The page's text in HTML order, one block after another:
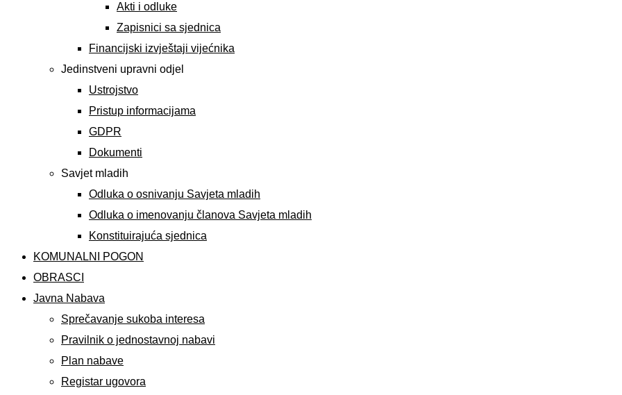
Akti i odluke
Zapisnici sa sjednica
Financijski izvještaji vijećnika
Jedinstveni upravni odjel
Ustrojstvo
Pristup informacijama
GDPR
Dokumenti
Savjet mladih
Odluka o osnivanju Savjeta mladih
Odluka o imenovanju članova Savjeta mladih
Konstituirajuća sjednica
KOMUNALNI POGON
OBRASCI
Javna Nabava
Sprečavanje sukoba interesa
Pravilnik o jednostavnoj nabavi
Plan nabave
Registar ugovora